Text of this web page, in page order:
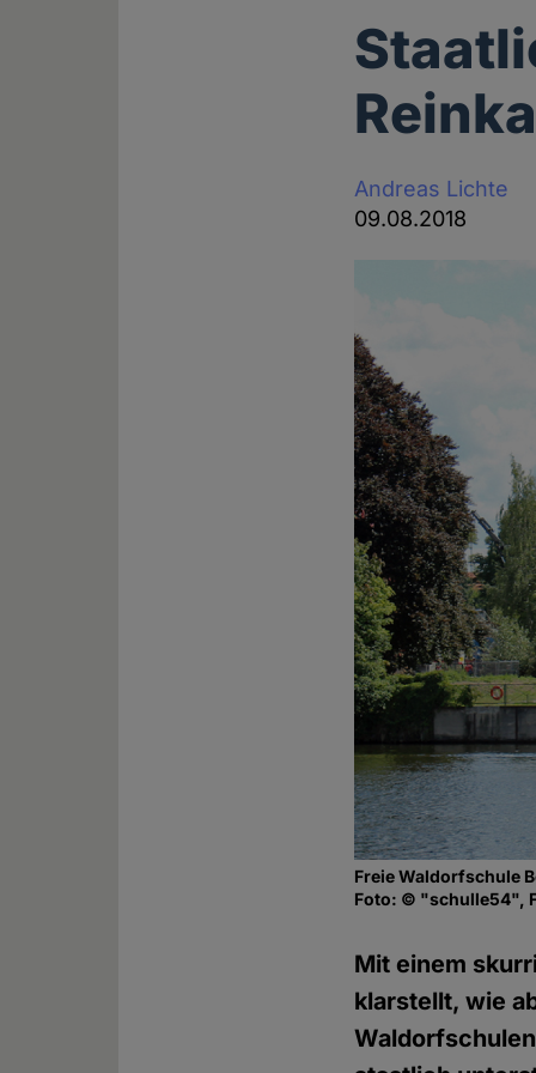
Andreas Lichte
09.08.2018
Freie Waldorfschule
Foto: © "schulle54",
Mit einem
klarstellt, wie